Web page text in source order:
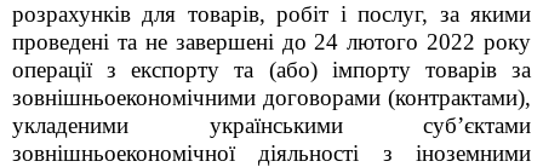
розрахунків для товарів, робіт і послуг, за якими
проведені та не завершені до 24 лютого 2022 року
операції з експорту та (або) імпорту товарів за
зовнішньоекономічними договорами (контрактами),
укладеними українськими суб’єктами
зовнішньоекономічної діяльності з іноземними